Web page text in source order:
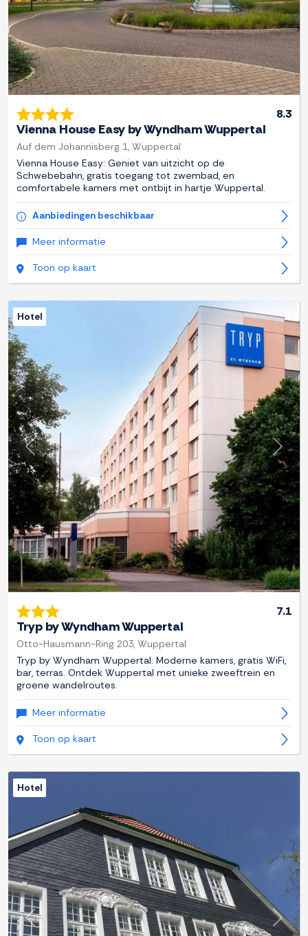
8.3
Vienna House Easy by Wyndham Wuppertal
Auf dem Johannisberg 1, Wuppertal
Vienna House Easy: Geniet van uitzicht op de
Schwebebahn, gratis toegang tot zwembad, en
comfortabele kamers met ontbijt in hartje Wuppertal.
Aanbiedingen beschikbaar
Meer informatie
Toon op kaart
Previous Next
Hotel
7.1
Tryp by Wyndham Wuppertal
Otto-Hausmann-Ring 203, Wuppertal
Tryp by Wyndham Wuppertal: Moderne kamers, gratis WiFi,
bar, terras. Ontdek Wuppertal met unieke zweeftrein en
groene wandelroutes.
Meer informatie
Toon op kaart
Previous Next
Hotel